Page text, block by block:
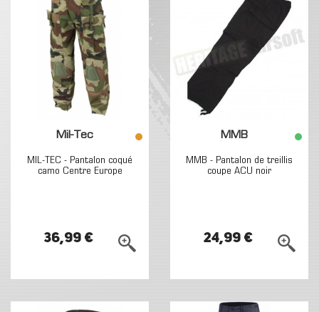
Mil-Tec
MIL-TEC - Pantalon coqué
camo Centre Europe
36,99 €
MMB
MMB - Pantalon de treillis
coupe ACU noir
24,99 €